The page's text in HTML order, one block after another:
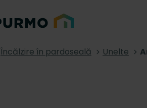
Încălzire în pardoseală Unelte